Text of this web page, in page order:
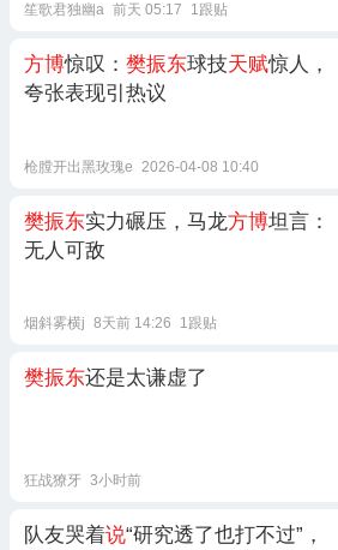
笙歌君独幽a 前天 05:17 1跟贴
方博惊叹： 樊振东球技天赋惊人，
夸张表现引热议
枪膛开出黑玫瑰e 2026-04-08 10:40
樊振东实力碾压，马龙方博坦言：
无人可敌
烟斜雾横j 8天前 14:26 1跟贴
樊振东还是太谦虚了
狂战獠牙 3小时前
队友哭着说“研究透了也打不过”，